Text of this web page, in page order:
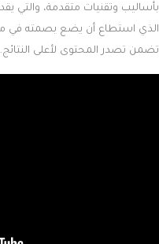
بأساليب وتقنيات متقدمة، والتي
الذي استطاع أن يضع بصمته في
تضمن تصدر المحتوى لأعلى النتائج.